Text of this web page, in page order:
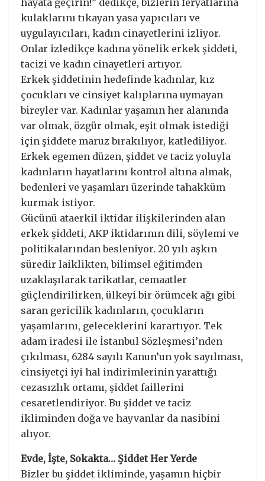
hayata geçirin!” dedikçe, bizlerin feryatlarına
kulaklarını tıkayan yasa yapıcıları ve
uygulayıcıları, kadın cinayetlerini izliyor.
Onlar izledikçe kadına yönelik erkek şiddeti,
tacizi ve kadın cinayetleri artıyor.
Erkek şiddetinin hedefinde kadınlar, kız
çocukları ve cinsiyet kalıplarına uymayan
bireyler var. Kadınlar yaşamın her alanında
var olmak, özgür olmak, eşit olmak istediği
için şiddete maruz bırakılıyor, katlediliyor.
Erkek egemen düzen, şiddet ve taciz yoluyla
kadınların hayatlarını kontrol altına almak,
bedenleri ve yaşamları üzerinde tahakküm
kurmak istiyor.
Gücünü ataerkil iktidar ilişkilerinden alan
erkek şiddeti, AKP iktidarının dili, söylemi ve
politikalarından besleniyor. 20 yılı aşkın
süredir laiklikten, bilimsel eğitimden
uzaklaşılarak tarikatlar, cemaatler
güçlendirilirken, ülkeyi bir örümcek ağı gibi
saran gericilik kadınların, çocukların
yaşamlarını, geleceklerini karartıyor. Tek
adam iradesi ile İstanbul Sözleşmesi’nden
çıkılması, 6284 sayılı Kanun’un yok sayılması,
cinsiyetçi iyi hal indirimlerinin yarattığı
cezasızlık ortamı, şiddet faillerini
cesaretlendiriyor. Bu şiddet ve taciz
ikliminden doğa ve hayvanlar da nasibini
alıyor.
Evde, İşte, Sokakta… Şiddet Her Yerde
Bizler bu şiddet ikliminde, yaşamın hiçbir